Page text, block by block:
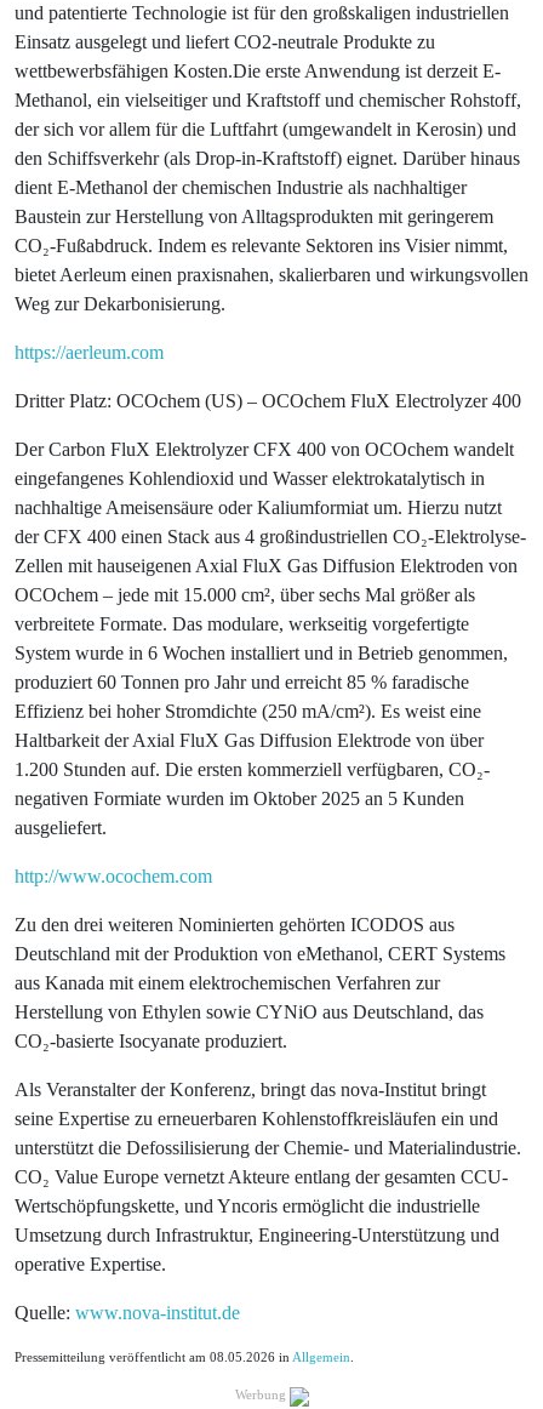
und patentierte Technologie ist für den großskaligen industriellen
Einsatz ausgelegt und liefert CO2-neutrale Produkte zu
wettbewerbsfähigen Kosten.Die erste Anwendung ist derzeit E-
Methanol, ein vielseitiger und Kraftstoff und chemischer Rohstoff,
der sich vor allem für die Luftfahrt (umgewandelt in Kerosin) und
den Schiffsverkehr (als Drop-in-Kraftstoff) eignet. Darüber hinaus
dient E-Methanol der chemischen Industrie als nachhaltiger
Baustein zur Herstellung von Alltagsprodukten mit geringerem
CO₂-Fußabdruck. Indem es relevante Sektoren ins Visier nimmt,
bietet Aerleum einen praxisnahen, skalierbaren und wirkungsvollen
Weg zur Dekarbonisierung.
https://aerleum.com
Dritter Platz: OCOchem (US) – OCOchem FluX Electrolyzer 400
Der Carbon FluX Elektrolyzer CFX 400 von OCOchem wandelt
eingefangenes Kohlendioxid und Wasser elektrokatalytisch in
nachhaltige Ameisensäure oder Kaliumformiat um. Hierzu nutzt
der CFX 400 einen Stack aus 4 großindustriellen CO₂-Elektrolyse-
Zellen mit hauseigenen Axial FluX Gas Diffusion Elektroden von
OCOchem – jede mit 15.000 cm², über sechs Mal größer als
verbreitete Formate. Das modulare, werkseitig vorgefertigte
System wurde in 6 Wochen installiert und in Betrieb genommen,
produziert 60 Tonnen pro Jahr und erreicht 85 % faradische
Effizienz bei hoher Stromdichte (250 mA/cm²). Es weist eine
Haltbarkeit der Axial FluX Gas Diffusion Elektrode von über
1.200 Stunden auf. Die ersten kommerziell verfügbaren, CO₂-
negativen Formiate wurden im Oktober 2025 an 5 Kunden
ausgeliefert.
http://www.ocochem.com
Zu den drei weiteren Nominierten gehörten ICODOS aus
Deutschland mit der Produktion von eMethanol, CERT Systems
aus Kanada mit einem elektrochemischen Verfahren zur
Herstellung von Ethylen sowie CYNiO aus Deutschland, das
CO₂-basierte Isocyanate produziert.
Als Veranstalter der Konferenz, bringt das nova-Institut bringt
seine Expertise zu erneuerbaren Kohlenstoffkreisläufen ein und
unterstützt die Defossilisierung der Chemie- und Materialindustrie.
CO₂ Value Europe vernetzt Akteure entlang der gesamten CCU-
Wertschöpfungskette, und Yncoris ermöglicht die industrielle
Umsetzung durch Infrastruktur, Engineering-Unterstützung und
operative Expertise.
Quelle: www.nova-institut.de
Pressemitteilung veröffentlicht am 08.05.2026 inAllgemein.
Werbung